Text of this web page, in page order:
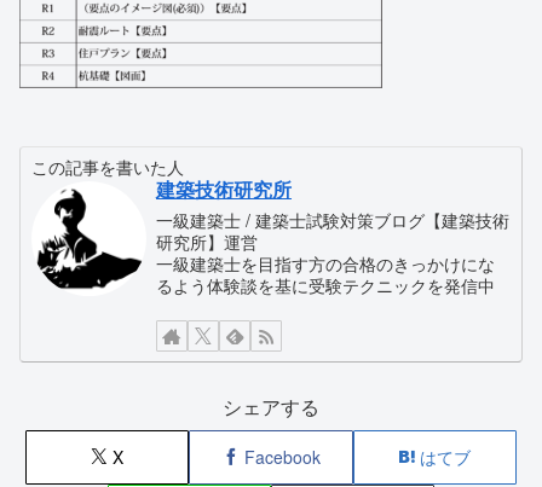
この記事を書いた人
建築技術研究所
一級建築士 / 建築士試験対策ブログ【建築技術
研究所】運営
一級建築士を目指す方の合格のきっかけにな
るよう体験談を基に受験テクニックを発信中
シェアする
X Facebook はてブ